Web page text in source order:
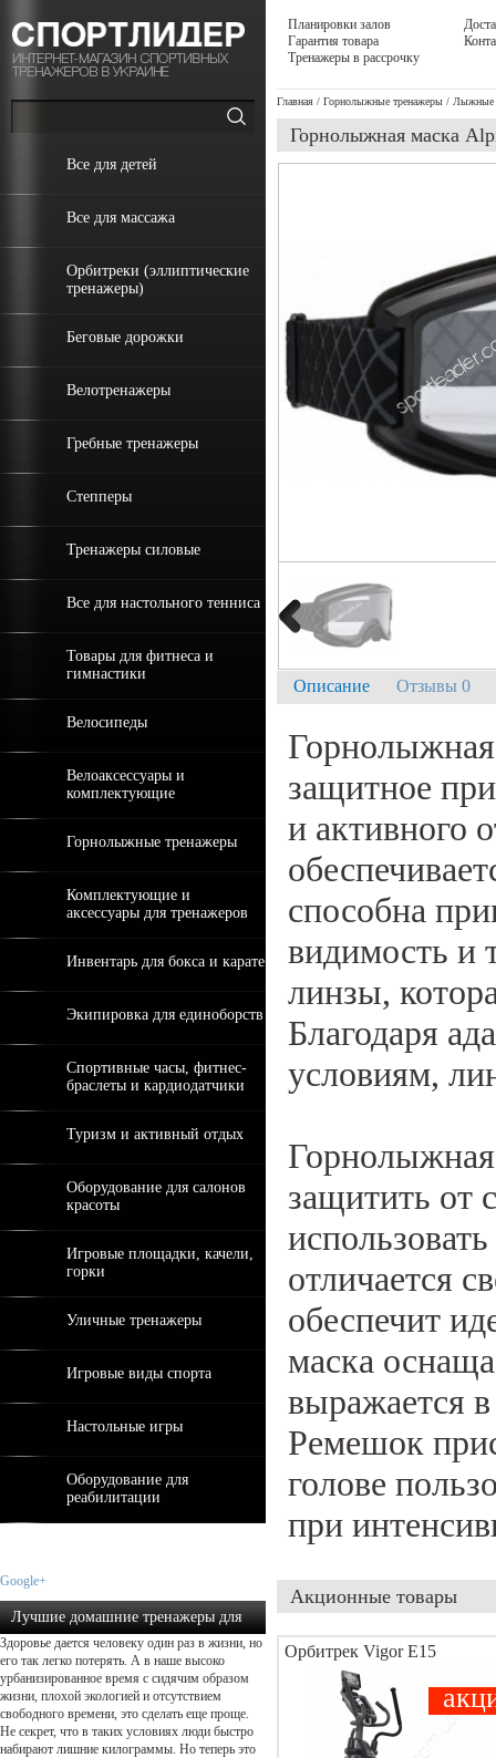
Все для детей
Все для массажа
Орбитреки (эллиптические
тренажеры)
Беговые дорожки
Велотренажеры
Гребные тренажеры
Степперы
Тренажеры силовые
Все для настольного тенниса
Товары для фитнеса и
гимнастики
Велосипеды
Велоаксессуары и
комплектующие
Горнолыжные тренажеры
Комплектующие и
аксессуары для тренажеров
Инвентарь для бокса и карате
Экипировка для единоборств
Спортивные часы, фитнес-
браслеты и кардиодатчики
Туризм и активный отдых
Оборудование для салонов
красоты
Игровые площадки, качели,
горки
Уличные тренажеры
Игровые виды спорта
Настольные игры
Оборудование для
реабилитации
Google+
Лучшие домашние тренажеры для
похудения: какой выбрать?...
Здоровье дается человеку один раз в жизни, но
его так легко потерять. А в наше высоко
урбанизированное время с сидячим образом
жизни, плохой экологией и отсутствием
свободного времени, это сделать еще проще.
Не секрет, что в таких условиях люди быстро
набирают лишние килограммы. Но теперь это
Планировки залов
Гарантия товара
Тренажеры в рассрочку
Главная / Горнолыжные тренажеры / Лыжные
Горнолыжная маска
Описание Отзывы 0
защитное
и активного
способна
видимость и
линзы,
Благодаря
условиям,
защитить от
отличается
обеспечит
маска
выражается
Ремешок
голове
при
Акционные товары
Орбитрек Vigor E15